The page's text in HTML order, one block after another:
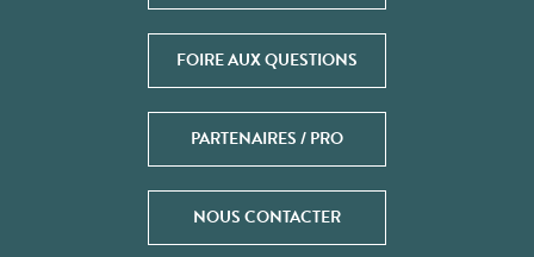
FOIRE AUX QUESTIONS
PARTENAIRES / PRO
NOUS CONTACTER